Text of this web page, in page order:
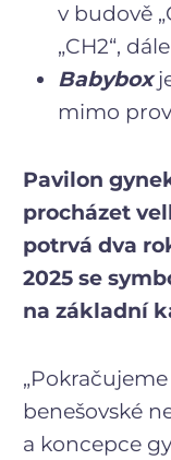
v budově
„CH2“,
Babybox
mimo
Pavilon
procházet
potrvá dva
2025 se
na základní
benešovské
a koncepce